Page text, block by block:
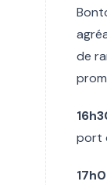
de
port